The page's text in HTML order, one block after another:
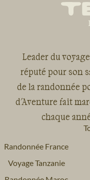
Leader du
réputé pour son
de la randonnée
d'Aventure fait
chaque
Randonnée France
Voyage Tanzanie